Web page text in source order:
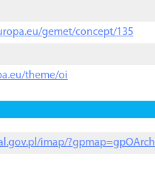
gemet/concept/135
theme/oi
imap/?gpmap=gpOArch